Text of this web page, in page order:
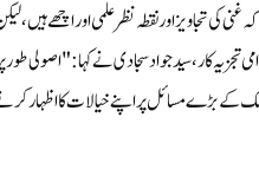
غنی کی تجاویز اور نقطہ نظر علمی اور اچھے ہیں،
کار، سید جواد سجادی نے کہا: "اصولی طور
ملک کے بڑے مسائل پر اپنے خیالات کا اظہار